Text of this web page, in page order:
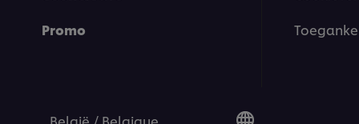
Promo